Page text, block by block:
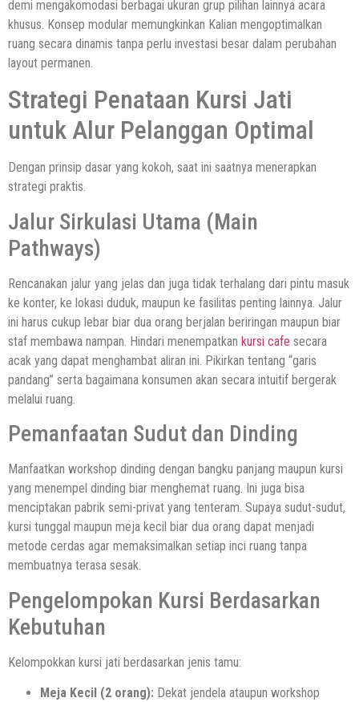
demi mengakomodasi berbagai ukuran grup pilihan lainnya acara
khusus. Konsep modular memungkinkan Kalian mengoptimalkan
ruang secara dinamis tanpa perlu investasi besar dalam perubahan
layout permanen.
Strategi Penataan Kursi Jati
untuk Alur Pelanggan Optimal
Dengan prinsip dasar yang kokoh, saat ini saatnya menerapkan
strategi praktis.
Jalur Sirkulasi Utama (Main
Pathways)
Rencanakan jalur yang jelas dan juga tidak terhalang dari pintu masuk
ke konter, ke lokasi duduk, maupun ke fasilitas penting lainnya. Jalur
ini harus cukup lebar biar dua orang berjalan beriringan maupun biar
staf membawa nampan. Hindari menempatkan kursi cafe secara
acak yang dapat menghambat aliran ini. Pikirkan tentang “garis
pandang” serta bagaimana konsumen akan secara intuitif bergerak
melalui ruang.
Pemanfaatan Sudut dan Dinding
Manfaatkan workshop dinding dengan bangku panjang maupun kursi
yang menempel dinding biar menghemat ruang. Ini juga bisa
menciptakan pabrik semi-privat yang tenteram. Supaya sudut-sudut,
kursi tunggal maupun meja kecil biar dua orang dapat menjadi
metode cerdas agar memaksimalkan setiap inci ruang tanpa
membuatnya terasa sesak.
Pengelompokan Kursi Berdasarkan
Kebutuhan
Kelompokkan kursi jati berdasarkan jenis tamu:
Meja Kecil (2 orang): Dekat jendela ataupun workshop